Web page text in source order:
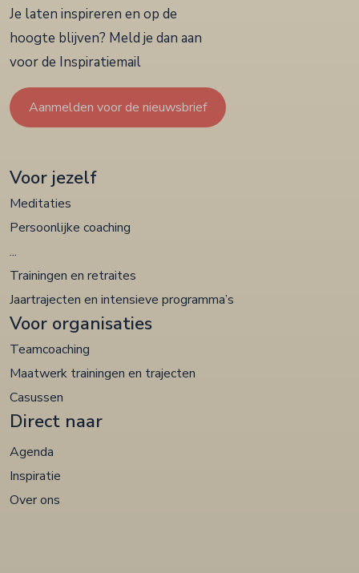
Je laten inspireren en op de
hoogte blijven? Meld je dan aan
voor de Inspiratiemail
Aanmelden voor de nieuwsbrief
Voor jezelf
Meditaties
Persoonlijke coaching
...
Trainingen en retraites
Jaartrajecten en intensieve programma’s
Voor organisaties
Teamcoaching
Maatwerk trainingen en trajecten
Casussen
Direct naar
Agenda
Inspiratie
Over ons